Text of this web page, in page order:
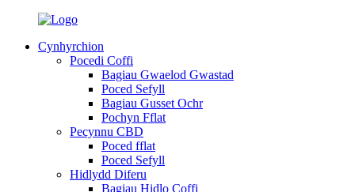
Cynhyrchion
Pocedi Coffi
Bagiau Gwaelod Gwastad
Poced Sefyll
Bagiau Gusset Ochr
Pochyn Fflat
Pecynnu CBD
Poced fflat
Poced Sefyll
Hidlydd Diferu
Bagiau Hidlo Coffi